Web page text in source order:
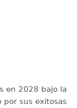
en 2028 bajo la
por sus exitosas